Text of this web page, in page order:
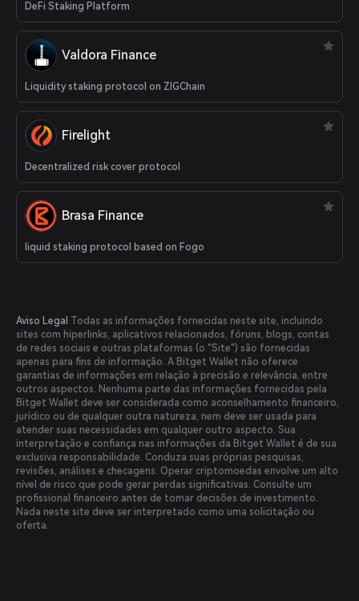
DeFi Staking Platform
Valdora Finance
Liquidity staking protocol on ZIGChain
Firelight
Decentralized risk cover protocol
Brasa Finance
liquid staking protocol based on Fogo
Aviso Legal
Todas as informações fornecidas neste site, incluindo
sites com hiperlinks, aplicativos relacionados, fóruns, blogs, contas
de redes sociais e outras plataformas (o "Site") são fornecidas
apenas para fins de informação. A Bitget Wallet não oferece
garantias de informações em relação à precisão e relevância, entre
outros aspectos. Nenhuma parte das informações fornecidas pela
Bitget Wallet deve ser considerada como aconselhamento financeiro,
jurídico ou de qualquer outra natureza, nem deve ser usada para
atender suas necessidades em qualquer outro aspecto. Sua
interpretação e confiança nas informações da Bitget Wallet é de sua
exclusiva responsabilidade. Conduza suas próprias pesquisas,
revisões, análises e checagens. Operar criptomoedas envolve um alto
nível de risco que pode gerar perdas significativas. Consulte um
profissional financeiro antes de tomar decisões de investimento.
Nada neste site deve ser interpretado como uma solicitação ou
oferta.